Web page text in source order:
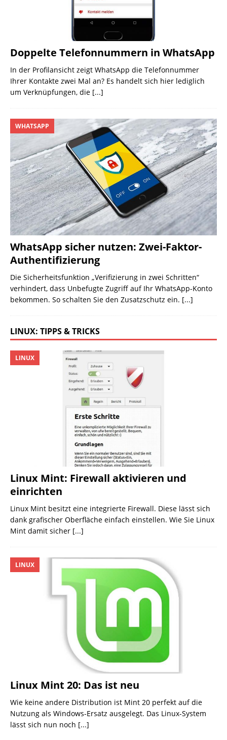
Doppelte Telefonnummern in WhatsApp
In der Profilansicht zeigt WhatsApp die Telefonnummer
Ihrer Kontakte zwei Mal an? Es handelt sich hier lediglich
um Verknüpfungen, die [...]
WhatsApp sicher nutzen: Zwei-Faktor-
Authentifizierung
WHATSAPP
Die Sicherheitsfunktion „Verifizierung in zwei Schritten“
verhindert, dass Unbefugte Zugriff auf Ihr WhatsApp-Konto
bekommen. So schalten Sie den Zusatzschutz ein. [...]
LINUX: TIPPS & TRICKS
Linux Mint: Firewall aktivieren und
einrichten
LINUX
Linux Mint besitzt eine integrierte Firewall. Diese lässt sich
dank grafischer Oberfläche einfach einstellen. Wie Sie Linux
Mint damit sicher [...]
Linux Mint 20: Das ist neu
LINUX
Wie keine andere Distribution ist Mint 20 perfekt auf die
Nutzung als Windows-Ersatz ausgelegt. Das Linux-System
lässt sich nun noch [...]